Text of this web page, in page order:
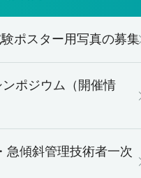
ポスター用写真の募集
ポジウム（開催情
傾斜管理技術者一次